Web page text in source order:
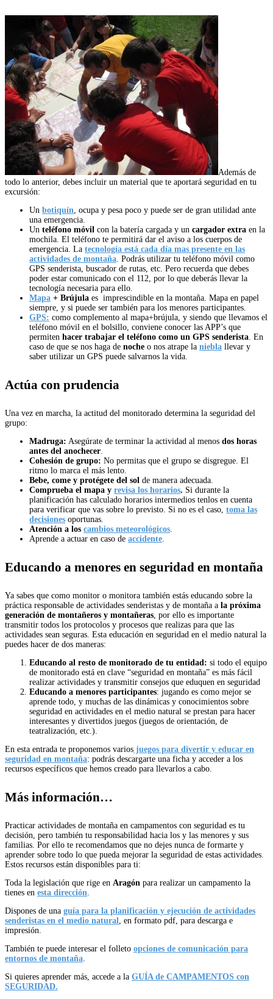
Además de
todo lo anterior, debes incluir un material que te aportará seguridad en tu
excursión:
Un botiquín, ocupa y pesa poco y puede ser de gran utilidad ante
una emergencia.
Un teléfono móvil con la batería cargada y un cargador extra en la
mochila. El teléfono te permitirá dar el aviso a los cuerpos de
emergencia. La tecnología está cada día mas presente en las
actividades de montaña. Podrás utilizar tu teléfono móvil como
GPS senderista, buscador de rutas, etc. Pero recuerda que debes
poder estar comunicado con el 112, por lo que deberás llevar la
tecnología necesaria para ello.
Mapa + Brújula es imprescindible en la montaña. Mapa en papel
siempre, y si puede ser también para los menores participantes.
GPS: como complemento al mapa+brújula, y siendo que llevamos el
teléfono móvil en el bolsillo, conviene conocer las APP’s que
permiten hacer trabajar el teléfono como un GPS senderista. En
caso de que se nos haga de noche o nos atrape la niebla llevar y
saber utilizar un GPS puede salvarnos la vida.
Actúa con prudencia
Una vez en marcha, la actitud del monitorado determina la seguridad del
grupo:
Madruga: Asegúrate de terminar la actividad al menos dos horas
antes del anochecer.
Cohesión de grupo: No permitas que el grupo se disgregue. El
ritmo lo marca el más lento.
Bebe, come y protégete del sol de manera adecuada.
Comprueba el mapa y revisa los horarios. Si durante la
planificación has calculado horarios intermedios tenlos en cuenta
para verificar que vas sobre lo previsto. Si no es el caso, toma las
decisiones oportunas.
Atención a los cambios meteorológicos.
Aprende a actuar en caso de accidente.
Educando a menores en seguridad en montaña
Ya sabes que como monitor o monitora también estás educando sobre la
práctica responsable de actividades senderistas y de montaña a la próxima
generación de montañeros y montañeras, por ello es importante
transmitir todos los protocolos y procesos que realizas para que las
actividades sean seguras. Esta educación en seguridad en el medio natural la
puedes hacer de dos maneras:
Educando al resto de monitorado de tu entidad: si todo el equipo
de monitorado está en clave “seguridad en montaña” es más fácil
realizar actividades y transmitir consejos que eduquen en seguridad
Educando a menores participantes: jugando es como mejor se
aprende todo, y muchas de las dinámicas y conocimientos sobre
seguridad en actividades en el medio natural se prestan para hacer
interesantes y divertidos juegos (juegos de orientación, de
teatralización, etc.).
En esta entrada te proponemos varios juegos para divertir y educar en
seguridad en montaña: podrás descargarte una ficha y acceder a los
recursos específicos que hemos creado para llevarlos a cabo.
Más información…
Practicar actividades de montaña en campamentos con seguridad es tu
decisión, pero también tu responsabilidad hacia los y las menores y sus
familias. Por ello te recomendamos que no dejes nunca de formarte y
aprender sobre todo lo que pueda mejorar la seguridad de estas actividades.
Estos recursos están disponibles para ti:
Toda la legislación que rige en Aragón para realizar un campamento la
tienes en esta dirección
Dispones de una guía para la planificación y ejecución de actividades
senderistas en el medio natural
, en formato pdf, para descarga e
impresión.
También te puede interesar el folleto opciones de comunicación para
entornos de montaña
Si quieres aprender más, accede a la GUÍA de CAMPAMENTOS con
SEGURIDAD.